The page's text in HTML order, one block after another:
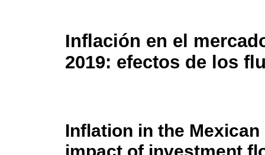
Inflación en el
2019: efectos de los
Inflation in the
impact of investment